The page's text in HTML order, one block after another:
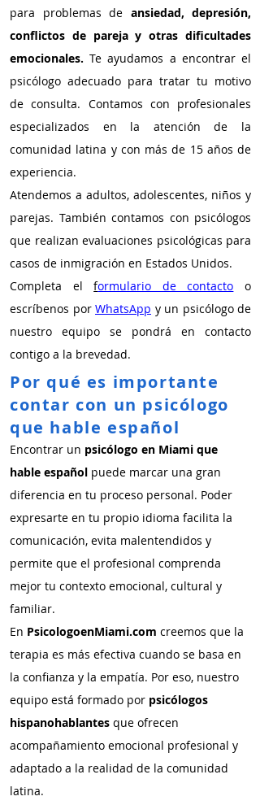
para problemas de ansiedad, depresión,
conflictos de pareja y otras dificultades
emocionales. Te ayudamos a encontrar el
psicólogo adecuado para tratar tu motivo
de consulta. Contamos con profesionales
especializados en la atención de la
comunidad latina y con más de 15 años de
experiencia.
Atendemos a adultos, adolescentes, niños y
parejas. También contamos con psicólogos
que realizan evaluaciones psicológicas para
casos de inmigración en Estados Unidos.
Completa elformulario de contacto o
escríbenos por WhatsApp y un psicólogo de
nuestro equipo se pondrá en contacto
contigo a la brevedad.
Por qué es importante
contar con un psicólogo
que hable español
Encontrar un psicólogo en Miami que
hable español puede marcar una gran
diferencia en tu proceso personal. Poder
expresarte en tu propio idioma facilita la
comunicación, evita malentendidos y
permite que el profesional comprenda
mejor tu contexto emocional, cultural y
familiar.
En PsicologoenMiami.com creemos que la
terapia es más efectiva cuando se basa en
la confianza y la empatía. Por eso, nuestro
equipo está formado por psicólogos
hispanohablantes que ofrecen
acompañamiento emocional profesional y
adaptado a la realidad de la comunidad
latina.